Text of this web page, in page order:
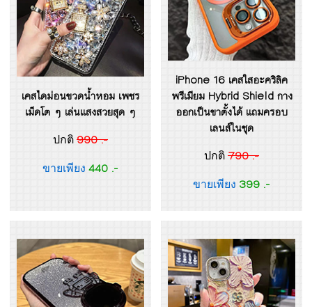
เคสไดม่อนขวดน้ำหอม เพชร
เม็ดโต ๆ เล่นแสงสวยสุด ๆ
ปกติ 990 .-
ขายเพียง 440 .-
iPhone 16 เคสใสอะคริลิค
พรีเมียม Hybrid Shield กาง
ออกเป็นขาตั้งได้ แถมครอบ
เลนส์ในชุด
ปกติ 790 .-
ขายเพียง 399 .-